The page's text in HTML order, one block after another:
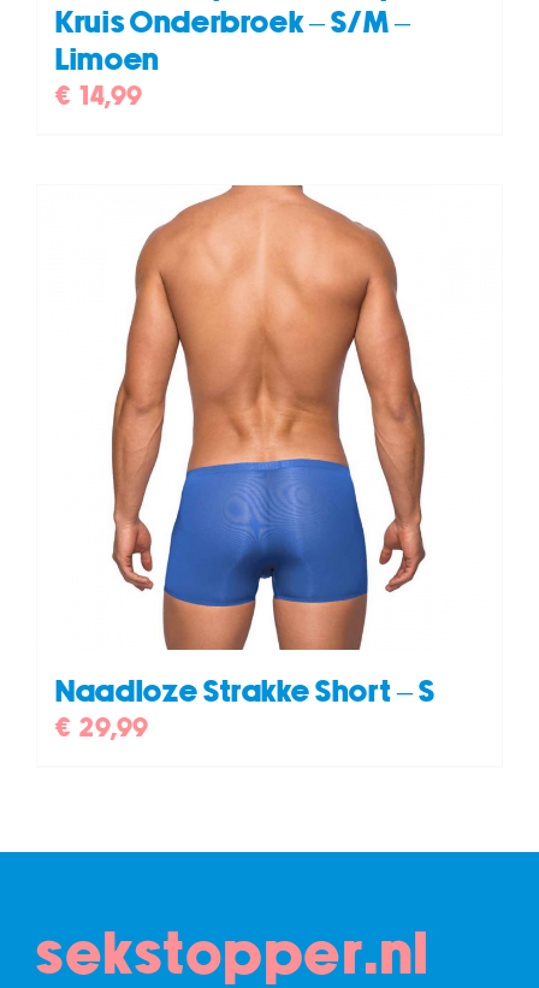
Kruis Onderbroek – S/M –
Limoen
€ 14,99
Naadloze Strakke Short – S
€ 29,99
sekstopper.nl